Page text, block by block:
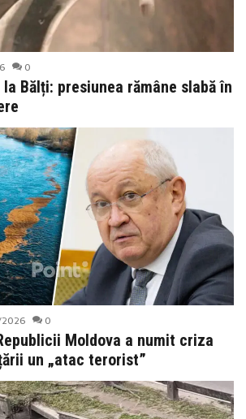
0
Bălți: presiunea rămâne slabă în
0
Moldova a numit criza
un „atac terorist”